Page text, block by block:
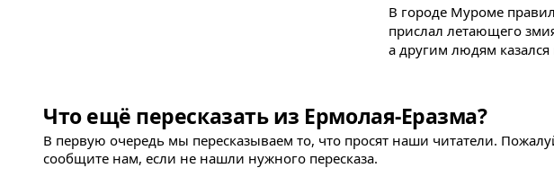
В городе Муроме
прислал летающего
а другим людям
Что ещё пересказать из Ермолая-Еразма?
В первую очередь мы пересказываем то, что просят наши читатели.
сообщите нам, если не нашли нужного пересказа.